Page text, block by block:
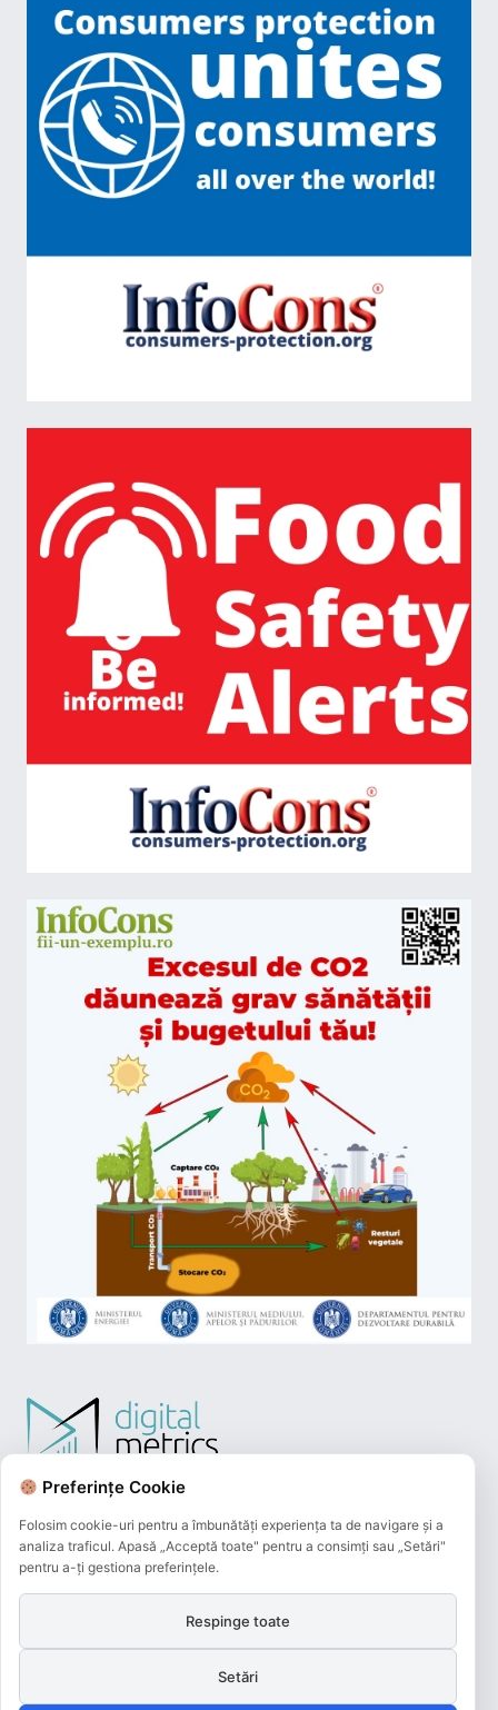
Plățile online efectuate pe acest site
sunt procesate de către Netopia Payments
și beneficiază de 3D-Secure.
Preferințe Cookie
Folosim cookie-uri pentru a îmbunătăți experiența ta de navigare și a
analiza traficul. Apasă „Acceptă toate" pentru a consimți sau „Setări"
pentru a-ți gestiona preferințele.
Respinge toate
Setări